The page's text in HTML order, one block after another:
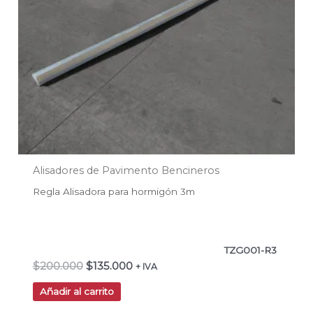
Alisadores de Pavimento Bencineros
Regla Alisadora para hormigón 3m
TZG001-R3
$200.000 $135.000 + IVA
Añadir al carrito